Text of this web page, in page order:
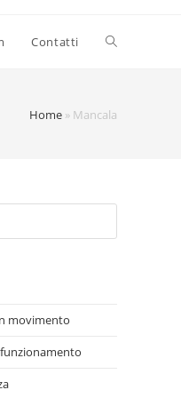
Contatti
Home » Mancala
movimento